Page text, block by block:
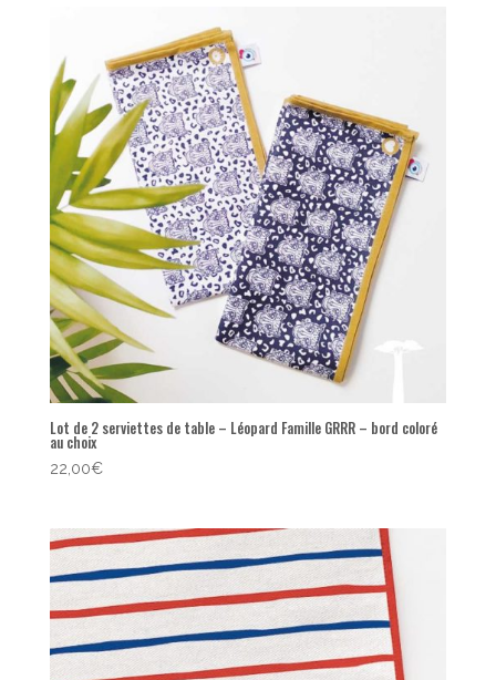
Lot de 2 serviettes de table – Léopard Famille GRRR – bord coloré
au choix
22,00€